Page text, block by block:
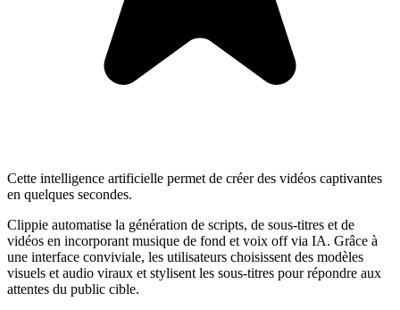
Cette intelligence artificielle permet de créer des vidéos captivantes
en quelques secondes.
Clippie automatise la génération de scripts, de sous-titres et de
vidéos en incorporant musique de fond et voix off via IA. Grâce à
une interface conviviale, les utilisateurs choisissent des modèles
visuels et audio viraux et stylisent les sous-titres pour répondre aux
attentes du public cible.